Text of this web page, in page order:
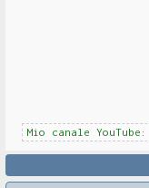
Mio canale